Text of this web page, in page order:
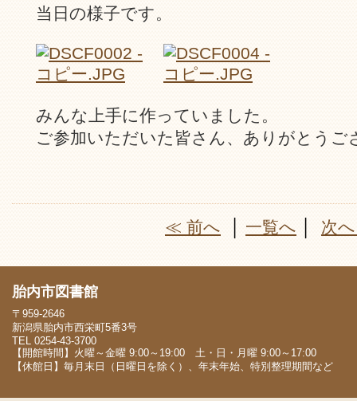
当日の様子です。
みんな上手に作っていました。
ご参加いただいた皆さん、ありがとうご
≪ 前へ 一覧へ 次
胎内市図書館
〒959-2646
新潟県胎内市西栄町5番3号
TEL 0254-43-3700
【開館時間】火曜～金曜 9:00～19:00 土・日・月曜 9:00～17:00
【休館日】毎月末日（日曜日を除く）、年末年始、特別整理期間など